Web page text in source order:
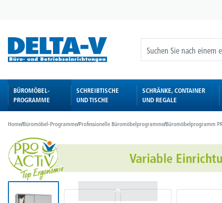
BÜROMÖBEL-
PROGRAMME
SCHREIBTISCHE
UND TISCHE
SCHRÄNKE, CONTAINER
UND REGALE
Home/Büromöbel-Programme/Professionelle Büromöbelprogramme/Büromöbelprogramm